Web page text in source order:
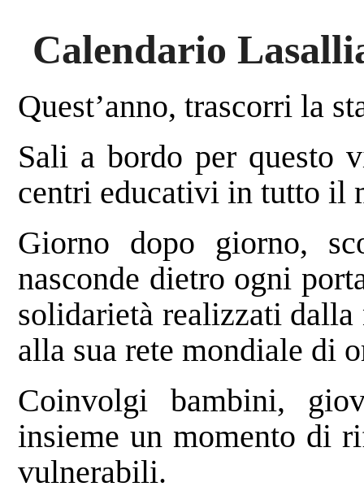
Calendario
Quest’anno, trascorri la
Sali a bordo per questo
centri educativi in tutto il
Giorno dopo giorno,
nasconde dietro ogni
solidarietà realizzati
alla sua rete mondiale di
Coinvolgi bambini,
insieme un momento di
vulnerabili.